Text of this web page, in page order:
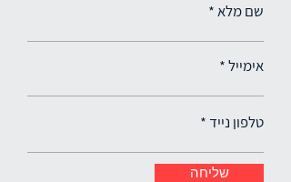
שם מלא
אימייל
טלפון נייד
שליחה